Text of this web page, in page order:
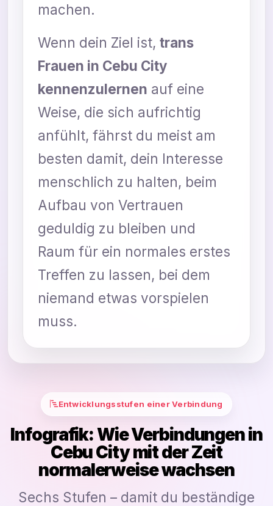
machen.
Wenn dein Ziel ist, trans
Frauen in Cebu City
kennenzulernen auf eine
Weise, die sich aufrichtig
anfühlt, fährst du meist am
besten damit, dein Interesse
menschlich zu halten, beim
Aufbau von Vertrauen
geduldig zu bleiben und
Raum für ein normales erstes
Treffen zu lassen, bei dem
niemand etwas vorspielen
muss.
Entwicklungsstufen einer Verbindung
Infografik: Wie Verbindungen in
Cebu City mit der Zeit
normalerweise wachsen
Sechs Stufen – damit du beständige